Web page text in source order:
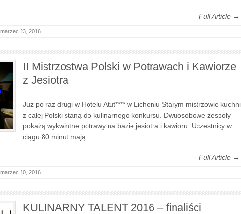
Full Article →
marzec 23, 2016
II Mistrzostwa Polski w Potrawach i Kawiorze
z Jesiotra
Już po raz drugi w Hotelu Atut**** w Licheniu Starym mistrzowie kuchni
z całej Polski staną do kulinarnego konkursu. Dwuosobowe zespoły
pokażą wykwintne potrawy na bazie jesiotra i kawioru. Uczestnicy w
ciągu 80 minut mają…
Full Article →
marzec 10, 2016
KULINARNY TALENT 2016 – finaliści